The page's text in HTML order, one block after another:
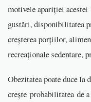
motivele apariției
gustări, disponibilitatea
creșterea porțiilor,
recreaționale sedentare,
Obezitatea poate duce la
crește probabilitatea de